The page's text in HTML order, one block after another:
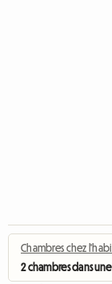
Chambres chez
2 chambres dans